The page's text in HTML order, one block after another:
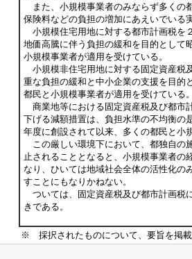
また、小規模事業者のみならず多くの
保険料などの負担の増加にあえいでいる
小規模住宅用地に対する都市計画税を
地価高騰に伴う負担の緩和を目的として
小規模事業者が適用を受けている。
小規模非住宅用地に対する固定資産税
重な負担の緩和と中小企業の支援を目的
都民と小規模事業者が適用を受けている
商業地等における固定資産税及び都市
下げる減額措置は、負担水準の不均衡の
年度に創設されて以来、多くの都民と小
この厳しい環境下において、都独自の
止されることとなると、小規模事業者の
なり、ひいては地域社会全体の活性化の
すことにもなりかねない。
ついては、固定資産税及び都市計画税
きである。
※ 採択されたものについて、要旨を掲